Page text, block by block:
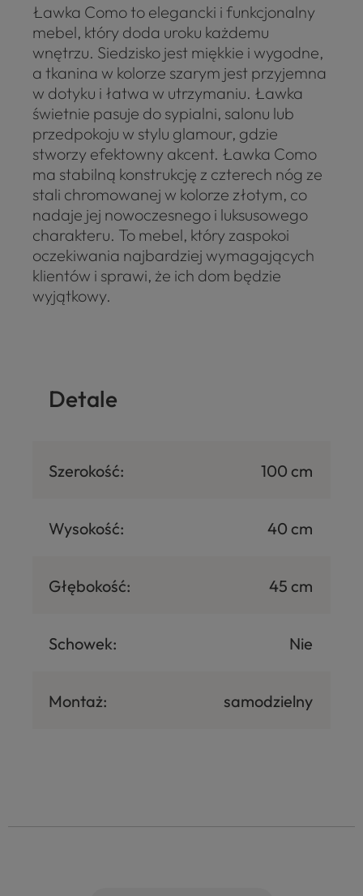
Ławka Como to elegancki i funkcjonalny
mebel, który doda uroku każdemu
wnętrzu. Siedzisko jest miękkie i wygodne,
a tkanina w kolorze szarym jest przyjemna
w dotyku i łatwa w utrzymaniu. Ławka
świetnie pasuje do sypialni, salonu lub
przedpokoju w stylu glamour, gdzie
stworzy efektowny akcent. Ławka Como
ma stabilną konstrukcję z czterech nóg ze
stali chromowanej w kolorze złotym, co
nadaje jej nowoczesnego i luksusowego
charakteru. To mebel, który zaspokoi
oczekiwania najbardziej wymagających
klientów i sprawi, że ich dom będzie
wyjątkowy.
Detale
Szerokość: 100 cm
Wysokość: 40 cm
Głębokość: 45 cm
Schowek: Nie
Montaż: samodzielny